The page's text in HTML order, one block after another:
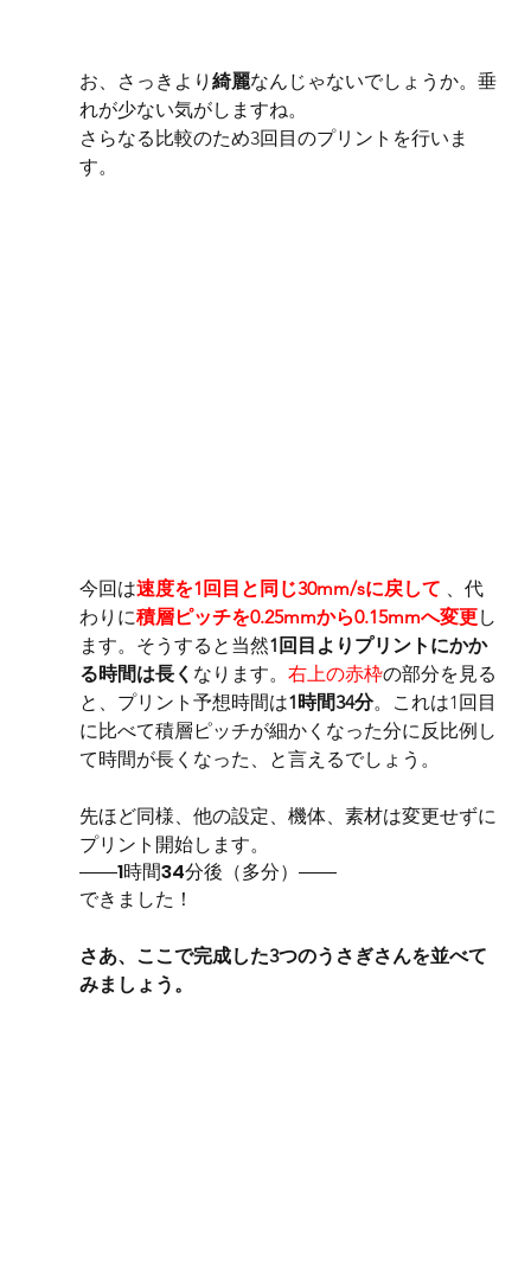
お、さっきより 綺麗なんじゃないでしょうか。垂
れが少ない気がしますね。
さらなる比較のため3回目のプリントを行いま
す。
今回は速度を1回目と同じ30mm/sに戻して
、代
わりに積層ピッチを0.25mmから0.15mmへ変更し
ます。そうすると当然1回目よりプリントにかか
る時間は長く なります。 右上の赤枠の部分を見る
と、プリント予想時間は1時間34分。これは1回目
に比べて積層ピッチが細かくなった分に反比例し
て時間が長くなった、と言えるでしょう。
先ほど同様、他の設定、機体、素材は変更せずに
プリント開始します。
――1時間34分後（多分）――
できました！
さあ、ここで完成した3つのうさぎさんを並べて
みましょう。